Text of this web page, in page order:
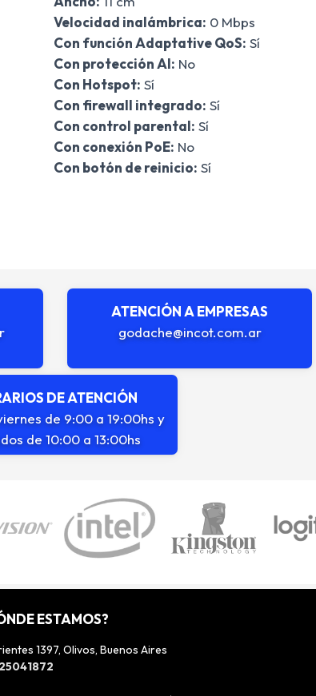
Velocidad inalámbrica: 0 Mbps
Con función Adaptative QoS: Sí
Con protección AI: No
Con Hotspot: Sí
Con firewall integrado: Sí
Con control parental: Sí
Con conexión PoE: No
Con botón de reinicio: Sí
ATENCIÓN A EMPRESAS
godache@incot.com.ar
DE ATENCIÓN
de 9:00 a 19:00hs y
de 10:00 a 13:00hs
ESTAMOS?
1397, Olivos, Buenos Aires